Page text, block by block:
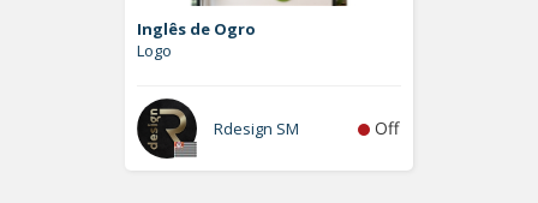
Inglês de Ogro
Logo
Rdesign SM Off